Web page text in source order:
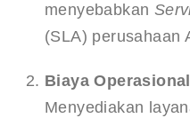
menyebabkan
(SLA) perusahaan
Biaya
Menyediakan